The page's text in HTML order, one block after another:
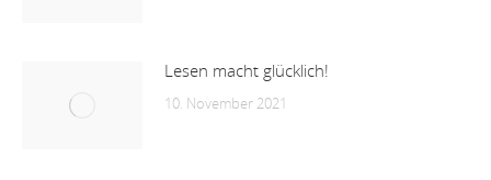
Lesen macht glücklich!
10. November 2021